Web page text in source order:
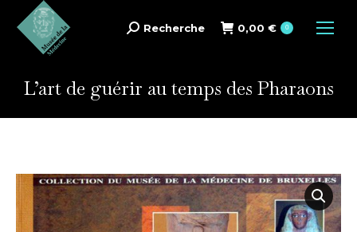
Search:
Recherche 0,00 € 0
L’art de guérir au temps des Pharaons